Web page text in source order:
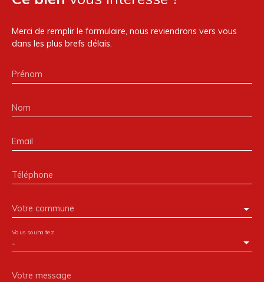
Merci de remplir le formulaire, nous reviendrons vers vous
dans les plus brefs délais.
Prénom
Nom
Email
Téléphone
Votre commune
-
Vous souhaitez
Votre message